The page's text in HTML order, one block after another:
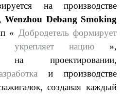
на производстве
Wenzhou Debang Smoking
« Добродетель формирует
укрепляет нацию »,
на проектировании,
и производстве
создавая каждый